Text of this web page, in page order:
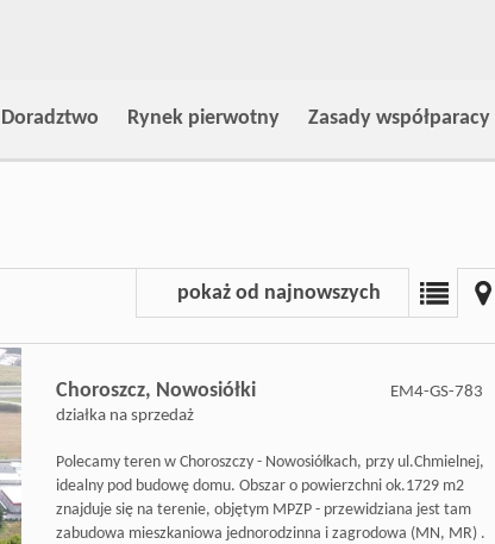
Doradztwo Rynek pierwotny Zasady współparacy
pokaż od najnowszych
Choroszcz, Nowosiółki
działka na sprzedaż
EM4-GS-783
Polecamy teren w Choroszczy - Nowosiółkach, przy ul.Chmielnej,
idealny pod budowę domu. Obszar o powierzchni ok.1729 m2
znajduje się na terenie, objętym MPZP - przewidziana jest tam
zabudowa mieszkaniowa jednorodzinna i zagrodowa (MN, MR) .